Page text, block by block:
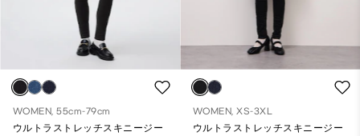
WOMEN, 55cm-79cm
ウルトラストレッチスキニージー
WOMEN, XS-3XL
ウルトラストレッチスキニージー